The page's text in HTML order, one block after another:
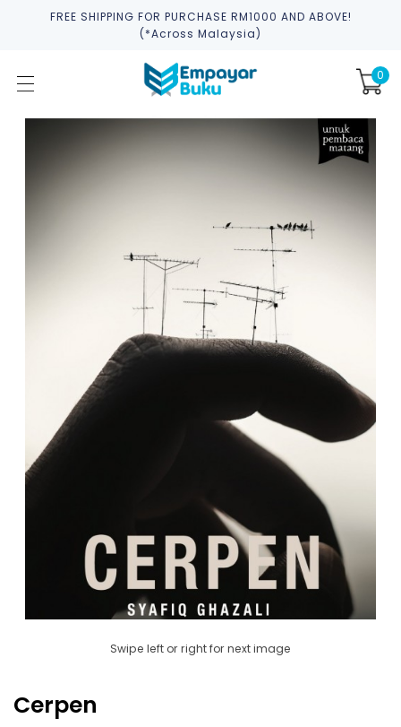
FREE SHIPPING FOR PURCHASE RM1000 AND ABOVE!
(*across Malaysia)
0
Swipe left or right for next image
Cerpen